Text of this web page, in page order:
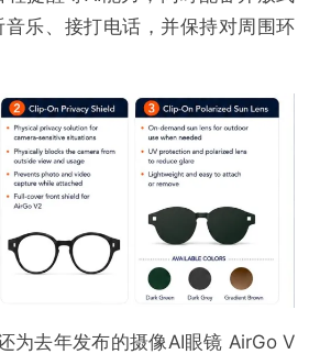
乐、接打电话，并保持对周围环
为去年发布的摄像AI眼镜 AirGo V